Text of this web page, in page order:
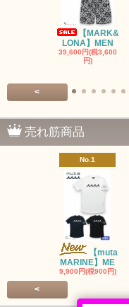
【MARK&
LONA】MEN
39,600円(税3,600
円)
<
売れ筋商品
No.1
【muta
MARINE】ME
9,900円(税900円)
<